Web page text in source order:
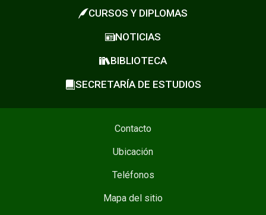
CURSOS Y DIPLOMAS
NOTICIAS
BIBLIOTECA
SECRETARÍA DE ESTUDIOS
Contacto
Ubicación
Teléfonos
Mapa del sitio